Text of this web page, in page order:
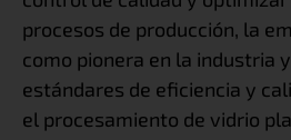
procesos de producción, la
como pionera en la industria
estándares de eficiencia y
el procesamiento de vidrio